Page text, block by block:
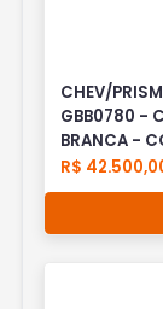
CHEV/
GBB0780 -
BRANCA -
R$